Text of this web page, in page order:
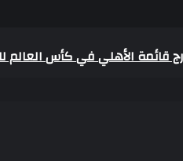
بداية الإعداد والمعسكر قبل انطلاق
قائمة الأهلي في كأس العالم